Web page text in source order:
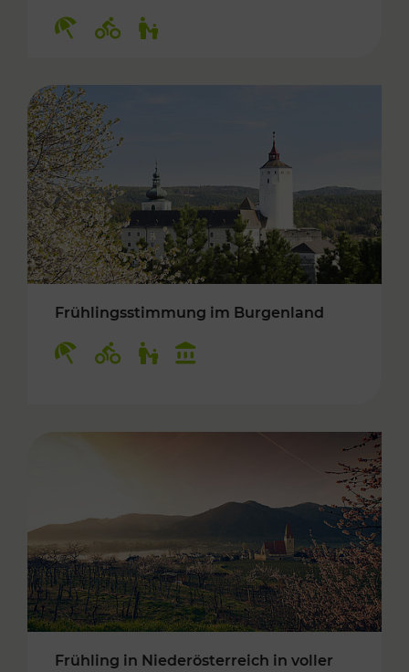
Frühlingsstimmung im Burgenland
Frühling in Niederösterreich in voller